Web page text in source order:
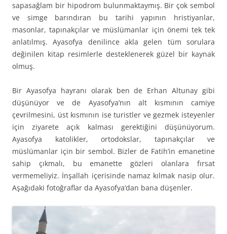
sapasağlam bir hipodrom bulunmaktaymış. Bir çok sembol
ve simge barındıran bu tarihi yapının hristiyanlar,
masonlar, tapınakçılar ve müslümanlar için önemi tek tek
anlatılmış. Ayasofya denilince akla gelen tüm sorulara
değinilen kitap resimlerle desteklenerek güzel bir kaynak
olmuş.
Bir Ayasofya hayranı olarak ben de Erhan Altunay gibi
düşünüyor ve de Ayasofya’nın alt kısmının camiye
çevrilmesini, üst kısmının ise turistler ve gezmek isteyenler
için ziyarete açık kalması gerektiğini düşünüyorum.
Ayasofya katolikler, ortodokslar, tapınakçılar ve
müslümanlar için bir sembol. Bizler de Fatih’in emanetine
sahip çıkmalı, bu emanette gözleri olanlara fırsat
vermemeliyiz. İnşallah içerisinde namaz kılmak nasip olur.
Aşağıdaki fotoğraflar da Ayasofya’dan bana düşenler.